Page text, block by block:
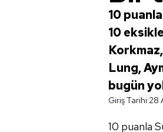
10
10
Lung,
bugün
Giriş Tarihi:28
10 puanla